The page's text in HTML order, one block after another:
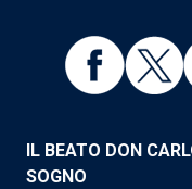
IL BEATO DON
SOGNO